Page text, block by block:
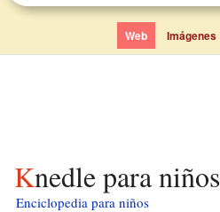
Web Imágenes
Knedle para niños
Enciclopedia para niños